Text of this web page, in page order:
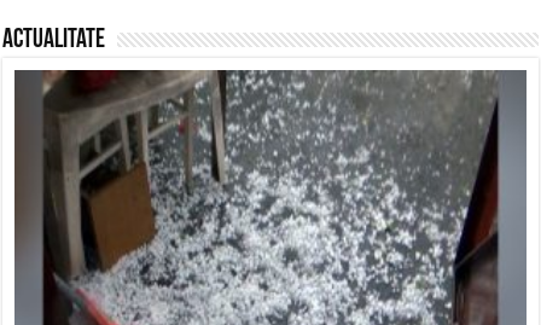
Actualitate